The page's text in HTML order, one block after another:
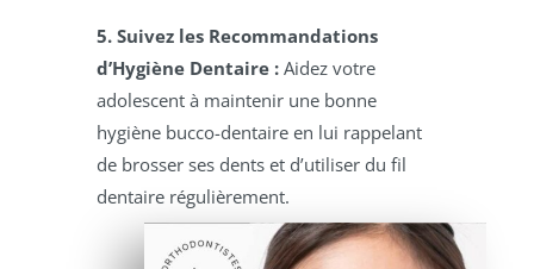
5. Suivez les Recommandations
d’Hygiène Dentaire :Aidez votre
adolescent à maintenir une bonne
hygiène bucco-dentaire en lui rappelant
de brosser ses dents et d’utiliser du fil
dentaire régulièrement.